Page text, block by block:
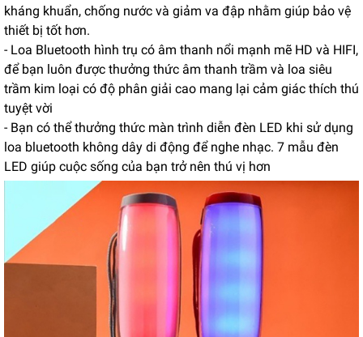
kháng khuẩn, chống nước và giảm va đập nhằm giúp bảo vệ
thiết bị tốt hơn.
- Loa Bluetooth hình trụ có âm thanh nổi mạnh mẽ HD và HIFI,
để bạn luôn được thưởng thức âm thanh trầm và loa siêu
trầm kim loại có độ phân giải cao mang lại cảm giác thích thú
tuyệt vời
- Bạn có thể thưởng thức màn trình diễn đèn LED khi sử dụng
loa bluetooth không dây di động để nghe nhạc. 7 mẫu đèn
LED giúp cuộc sống của bạn trở nên thú vị hơn